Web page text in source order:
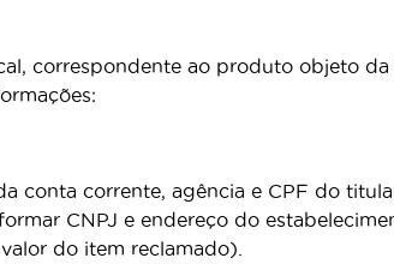
correspondente ao produto objeto da
conta corrente, agência e CPF do
CNPJ e endereço do
do item reclamado).